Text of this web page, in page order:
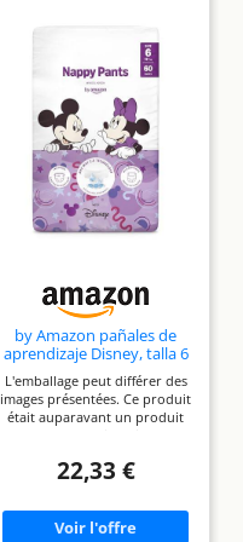
by Amazon pañales de
aprendizaje Disney, talla 6
(más de 15 kg), 60
unidades, blancos
(anteriormente de la marca
Mama Bear, mismo
L'emballage peut différer des
images présentées. Ce produit
était auparavant un produit
by Amazon. Le produit est
formulations, taille, qualité et
le fournisseur est le même.
22,33 €